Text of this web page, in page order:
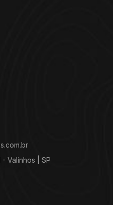
- Valinhos | SP